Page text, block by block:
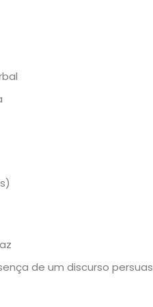
de um discurso